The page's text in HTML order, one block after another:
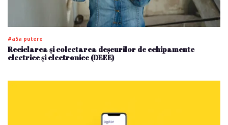
#a5a putere
Reciclarea și colectarea deșeurilor de echipamente
electrice și electronice (DEEE)